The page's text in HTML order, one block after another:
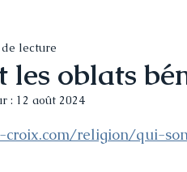
Foire aux questions
les oblats
lecture
: 12 août 2024
sur 5.
religion/qui-